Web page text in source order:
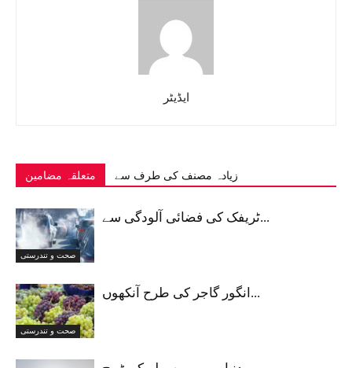
ایڈیٹر
متعلقہ مضامین زیادہ مصنف کی طرف سے
صحت و تندرستی
ٹریفک کی فضائی آلودگی سے...
صحت و تندرستی
انگور گاجر کی طرح آنکھوں...